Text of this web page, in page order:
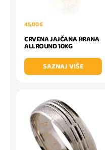
45,00 €
CRVENA JAJČANA HRANA
ALLROUND 10KG
SAZNAJ VIŠE